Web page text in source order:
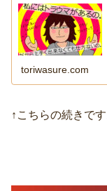
toriwasure.com
↑こちらの続きです